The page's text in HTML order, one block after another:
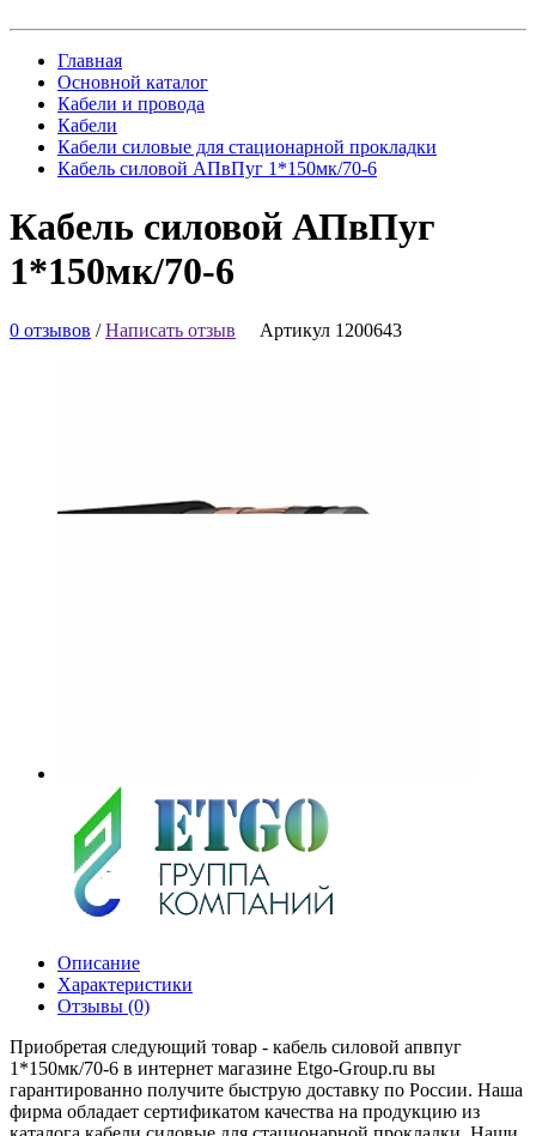
Главная
Основной каталог
Кабели и провода
Кабели
Кабели силовые для стационарной прокладки
Кабель силовой АПвПуг 1*150мк/70-6
Кабель силовой АПвПуг
1*150мк/70-6
0 отзывов /Написать отзыв Артикул 1200643
Описание
Характеристики
Отзывы (0)
Приобретая следующий товар - кабель силовой апвпуг
1*150мк/70-6 в интернет магазине Etgo-Group.ru вы
гарантированно получите быструю доставку по России. Наша
фирма обладает сертификатом качества на продукцию из